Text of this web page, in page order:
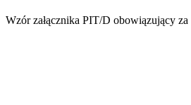
Wzór załącznika PIT/D obowiązujący